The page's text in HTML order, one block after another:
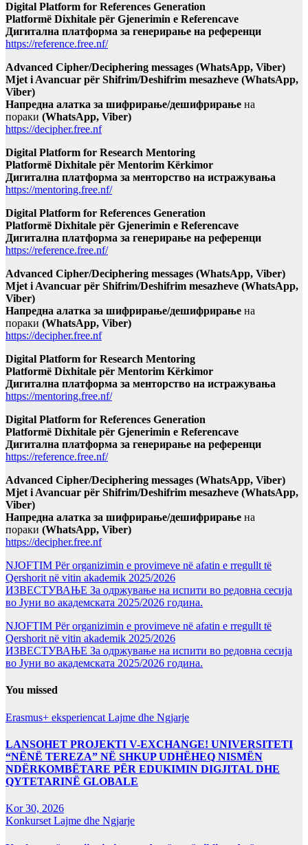
Digital Platform for References Generation
Platformë Dixhitale për Gjenerimin e Referencave
Дигитална платформа за генерирање на референци
https://reference.free.nf/
Advanced Cipher/Deciphering messages (WhatsApp, Viber)
Mjet i Avancuar për Shifrim/Deshifrim mesazheve (WhatsApp,
Viber)
Напредна алатка за шифрирање/дешифрирање на
пораки (WhatsApp, Viber)
https://decipher.free.nf
Digital Platform for Research Mentoring
Platformë Dixhitale për Mentorim Kërkimor
Дигитална платформа за менторство на истражувања
https://mentoring.free.nf/
Digital Platform for References Generation
Platformë Dixhitale për Gjenerimin e Referencave
Дигитална платформа за генерирање на референци
https://reference.free.nf/
Advanced Cipher/Deciphering messages (WhatsApp, Viber)
Mjet i Avancuar për Shifrim/Deshifrim mesazheve (WhatsApp,
Viber)
Напредна алатка за шифрирање/дешифрирање на
пораки (WhatsApp, Viber)
https://decipher.free.nf
Digital Platform for Research Mentoring
Platformë Dixhitale për Mentorim Kërkimor
Дигитална платформа за менторство на истражувања
https://mentoring.free.nf/
Digital Platform for References Generation
Platformë Dixhitale për Gjenerimin e Referencave
Дигитална платформа за генерирање на референци
https://reference.free.nf/
Advanced Cipher/Deciphering messages (WhatsApp, Viber)
Mjet i Avancuar për Shifrim/Deshifrim mesazheve (WhatsApp,
Viber)
Напредна алатка за шифрирање/дешифрирање на
пораки (WhatsApp, Viber)
https://decipher.free.nf
NJOFTIM Për organizimin e provimeve në afatin e rregullt të
Qershorit në vitin akademik 2025/2026
ИЗВЕСТУВАЊЕ За одржување на испити во редовна сесија
во Јуни во академската 2025/2026 година.
NJOFTIM Për organizimin e provimeve në afatin e rregullt të
Qershorit në vitin akademik 2025/2026
ИЗВЕСТУВАЊЕ За одржување на испити во редовна сесија
во Јуни во академската 2025/2026 година.
You missed
Erasmus+ eksperiencat Lajme dhe Ngjarje
LANSOHET PROJEKTI V-EXCHANGE! UNIVERSITETI
“NËNË TEREZA” NË SHKUP UDHËHEQ NISMËN
NDËRKOMBËTARE PËR EDUKIMIN DIGJITAL DHE
QYTETARINË GLOBALE
Kor 30, 2026
Konkurset Lajme dhe Ngjarje